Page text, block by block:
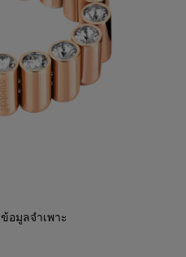
ข้อมูลจำเพาะ